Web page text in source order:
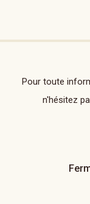
Pour toute
n'hésitez